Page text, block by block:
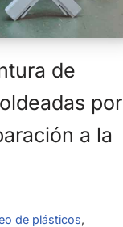
de
por
a la
de plásticos,